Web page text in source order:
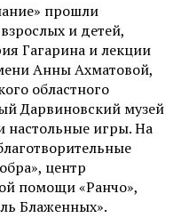
прошли
и детей,
Гагарина и лекции
Анны Ахматовой,
областного
Дарвиновский музей
настольные игры. На
центр
помощи «Ранчо»,
Блаженных».